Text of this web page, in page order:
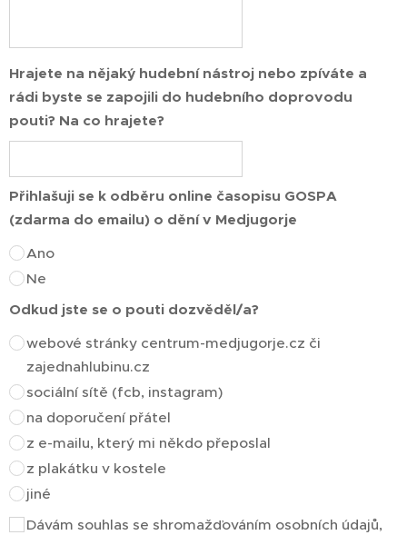
Hrajete na nějaký hudební nástroj nebo zpíváte a
rádi byste se zapojili do hudebního doprovodu
pouti? Na co hrajete?
Přihlašuji se k odběru online časopisu GOSPA
(zdarma do emailu) o dění v Medjugorje
Ano
Ne
Odkud jste se o pouti dozvěděl/a?
webové stránky centrum-medjugorje.cz či
zajednahlubinu.cz
sociální sítě (fcb, instagram)
na doporučení přátel
z e-mailu, který mi někdo přeposlal
z plakátku v kostele
jiné
Dávám souhlas se shromažďováním osobních údajů,